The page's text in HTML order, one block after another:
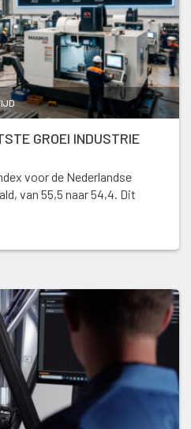
GROEI INDUSTRIE
voor de Nederlandse
van 55,5 naar 54,4. Dit